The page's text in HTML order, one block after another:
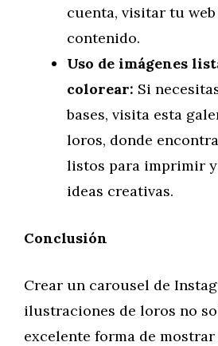
cuenta, visitar tu
contenido.
Uso de imágenes
colorear: Si
bases, visita esta
loros, donde
listos para imprimir
ideas creativas.
Conclusión
Crear un carousel de
ilustraciones de loros no
excelente forma de